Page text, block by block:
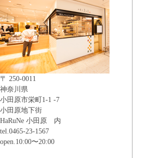
〒 250-0011
神奈川県
小田原市栄町1-1 -7
小田原地下街
HaRuNe 小田原 内
tel.0465-23-1567
open.10:00〜20:00